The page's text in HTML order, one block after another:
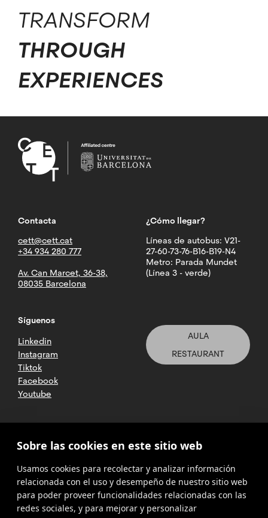
TRANSFORM
THROUGH
EXPERIENCES
Contacta
cett@cett.cat
+34 934 280 777
Av. Can Marcet, 36-38,
08035 Barcelona
¿Cómo llegar?
Líneas de autobus: V21-
27-60-73-76-B16-B19-N4
Metro: Parada Mundet
(Línea 3 - verde)
Síguenos
Linkedin
Instagram
Tiktok
Facebook
Youtube
AULA
RESTAURANT
2025 CETT. Todos los derechos
reservados
Aviso legal
Política de
privacidad
Sobre las cookies en este sitio web
Usamos cookies para recolectar y analizar información
relacionada con el uso y desempeño de nuestro sitio web
para poder proveer funcionalidades relacionadas con las
redes sociales, y para mejorar y personalizar